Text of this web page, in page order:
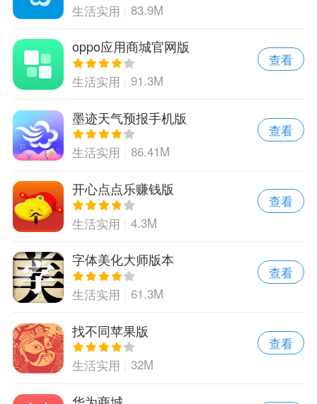
生活实用 83.9M
oppo应用商城官网版
生活实用 91.3M
查看
墨迹天气预报手机版
生活实用 86.41M
查看
开心点点乐赚钱版
生活实用 4.3M
查看
字体美化大师版本
生活实用 61.3M
查看
找不同苹果版
生活实用 32M
查看